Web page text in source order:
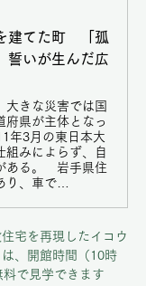
建てた町 「孤
誓いが生んだ広
きな災害では国
府県が主体となっ
年3月の東日本大
組みによらず、自
ある。 岩手県住
り、車で…
宅を再現したイコウ
、開館時間（10時
で見学できます